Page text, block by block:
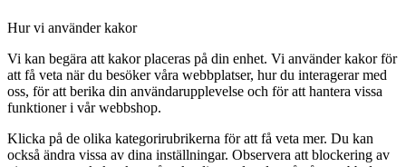
Hur vi använder kakor
Vi kan begära att kakor placeras på din enhet. Vi använder kakor för
att få veta när du besöker våra webbplatser, hur du interagerar med
oss, för att berika din användarupplevelse och för att hantera vissa
funktioner i vår webbshop.
Klicka på de olika kategorirubrikerna för att få veta mer. Du kan
också ändra vissa av dina inställningar. Observera att blockering av